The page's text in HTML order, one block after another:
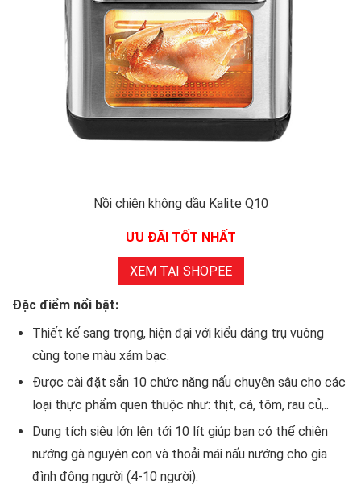
Nồi chiên không dầu Kalite Q10
ƯU ĐÃI TỐT NHẤT
XEM TẠI SHOPEE
Đặc điểm nổi bật:
Thiết kế sang trọng, hiện đại với kiểu dáng trụ vuông
cùng tone màu xám bạc.
Được cài đặt sẵn 10 chức năng nấu chuyên sâu cho các
loại thực phẩm quen thuộc như: thịt, cá, tôm, rau củ,..
Dung tích siêu lớn lên tới 10 lít giúp bạn có thể chiên
nướng gà nguyên con và thoải mái nấu nướng cho gia
đình đông người (4-10 người).